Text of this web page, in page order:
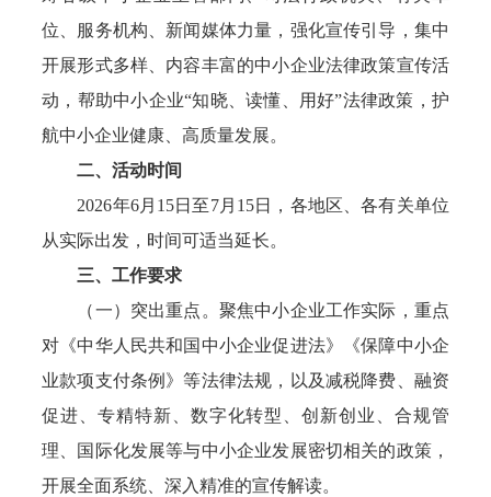
位、服务机构、新闻媒体力量，强化宣传引导，集中
开展形式多样、内容丰富的中小企业法律政策宣传活
动，帮助中小企业“知晓、读懂、用好”法律政策，护
航中小企业健康、高质量发展。
二、活动时间
2026年6月15日至7月15日，各地区、各有关单位
从实际出发，时间可适当延长。
三、工作要求
（一）突出重点。聚焦中小企业工作实际，重点
对《中华人民共和国中小企业促进法》《保障中小企
业款项支付条例》等法律法规，以及减税降费、融资
促进、专精特新、数字化转型、创新创业、合规管
理、国际化发展等与中小企业发展密切相关的政策，
开展全面系统、深入精准的宣传解读。